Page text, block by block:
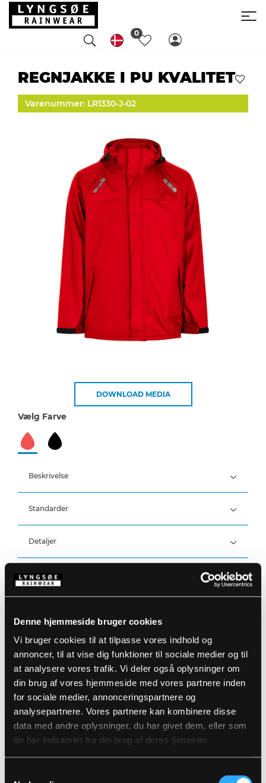
Denne hjemmeside bruger cookies
Vi bruger cookies til at tilpasse vores indhold og
annoncer, til at vise dig funktioner til sociale medier og til
at analysere vores trafik. Vi deler også oplysninger om
din brug af vores hjemmeside med vores partnere inden
for sociale medier, annonceringspartnere og
analysepartnere. Vores partnere kan kombinere disse
data med andre oplysninger, du har givet dem, eller som
de har indsamlet fra din brug af deres tjenester.
0
REGNJAKKE I PU KVALITET
Varenummer: LR1330-J-02
DOWNLOAD MEDIA
Vælg Farve
Beskrivelse
100% Polyester, PU belægning, 170 g/m²
Vind- og vandtæt
Vandtæthed: >20.000 MM
Standarder
Detaljer
Aftagelig hætte med trykknapper og elastik snøre
To sidelommer
Produktdata
EAN: 5708217037059
Vaskeanvisninger
Plejeinstruktioner:
Anvend ikke skyllemiddel
Anvend ikke blegemidler
Vaskes sammen med tilsvarende farver
Lynlåsen lynet
Hænges til tørre med vrangen ud
DOWNLOAD PRODUKTBLAD
DOWNLOAD TIL ANDRE SPROG
DOWNLOAD DOC